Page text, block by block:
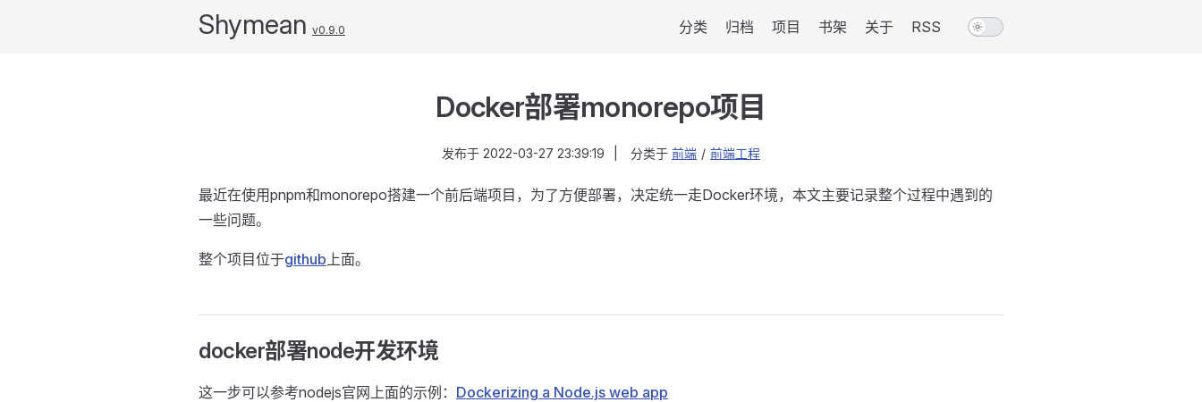
Shymean v0.9.0 分类 归档 项目 书架 关于 RSS
Docker部署monorepo项目
发布于 2022-03-27 23:39:19 分类于 前端 / 前端工程
最近在使用pnpm和monorepo搭建一个前后端项目，为了方便部署，决定统一走Docker环境，本文主要记录整个过程中遇到的
一些问题。
整个项目位于github上面。
docker部署node开发环境
这一步可以参考nodejs官网上面的示例： Dockerizing a Node.js web app